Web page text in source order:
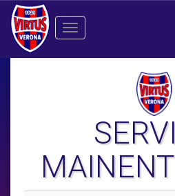
Toggle
navigation